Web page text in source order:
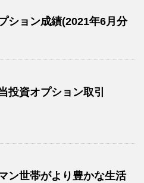
ション成績(2021年6月分
投資オプション取引
ン世帯がより豊かな生活